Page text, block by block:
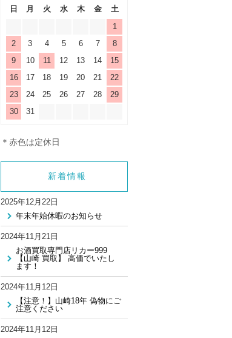
日 月 火 水 木 金
土
1
2
3 4 5 6 7
8
9
10 11 12 13 14
15
16
17 18 19 20 21
22
23
24 25 26 27 28
29
30
31
＊赤色は定休日
新着情報
2025年12月22日
年末年始休暇のお知らせ
2024年11月21日
お酒買取専門店リカー999
【山崎 買取】 高価でいたし
ます！
2024年11月12日
【注意！】山崎18年 偽物にご
注意ください
2024年11月12日